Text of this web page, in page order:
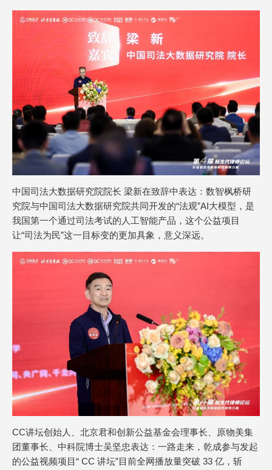
中国司法大数据研究院院长 梁新在致辞中表达：数智枫桥研
究院与中国司法大数据研究院共同开发的“法观”AI大模型，是
我国第一个通过司法考试的人工智能产品，这个公益项目
让“司法为民”这一目标变的更加具象，意义深远。
CC讲坛创始人、北京君和创新公益基金会理事长、原物美集
团董事长、中科院博士吴坚忠表达：一路走来，乾成参与发起
的公益视频项目“ CC 讲坛”目前全网播放量突破 33 亿，斩